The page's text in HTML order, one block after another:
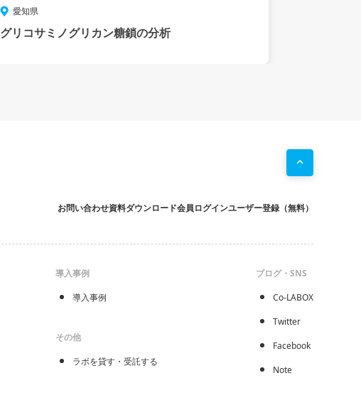
愛知県
グリコサミノグリカン糖鎖の分析
お問い合わせ資料ダウンロード会員ログインユーザー登録（無料）
導入事例
導入事例
その他
ラボを貸す・受託する
ブログ・SNS
Co-LABOX
Twitter
Facebook
Note